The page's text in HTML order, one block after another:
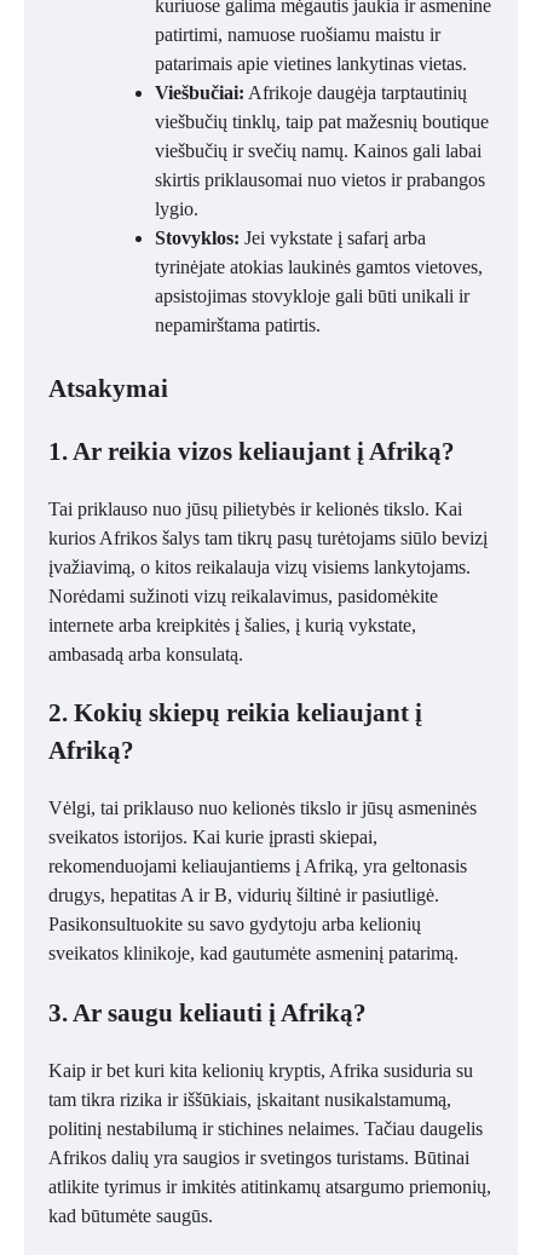
kuriuose galima mėgautis jaukia ir asmenine
patirtimi, namuose ruošiamu maistu ir
patarimais apie vietines lankytinas vietas.
Viešbučiai: Afrikoje daugėja tarptautinių
viešbučių tinklų, taip pat mažesnių boutique
viešbučių ir svečių namų. Kainos gali labai
skirtis priklausomai nuo vietos ir prabangos
lygio.
Stovyklos: Jei vykstate į safarį arba
tyrinėjate atokias laukinės gamtos vietoves,
apsistojimas stovykloje gali būti unikali ir
nepamirštama patirtis.
Atsakymai
1. Ar reikia vizos keliaujant į Afriką?
Tai priklauso nuo jūsų pilietybės ir kelionės tikslo. Kai
kurios Afrikos šalys tam tikrų pasų turėtojams siūlo bevizį
įvažiavimą, o kitos reikalauja vizų visiems lankytojams.
Norėdami sužinoti vizų reikalavimus, pasidomėkite
internete arba kreipkitės į šalies, į kurią vykstate,
ambasadą arba konsulatą.
2. Kokių skiepų reikia keliaujant į
Afriką?
Vėlgi, tai priklauso nuo kelionės tikslo ir jūsų asmeninės
sveikatos istorijos. Kai kurie įprasti skiepai,
rekomenduojami keliaujantiems į Afriką, yra geltonasis
drugys, hepatitas A ir B, vidurių šiltinė ir pasiutligė.
Pasikonsultuokite su savo gydytoju arba kelionių
sveikatos klinikoje, kad gautumėte asmeninį patarimą.
3. Ar saugu keliauti į Afriką?
Kaip ir bet kuri kita kelionių kryptis, Afrika susiduria su
tam tikra rizika ir iššūkiais, įskaitant nusikalstamumą,
politinį nestabilumą ir stichines nelaimes. Tačiau daugelis
Afrikos dalių yra saugios ir svetingos turistams. Būtinai
atlikite tyrimus ir imkitės atitinkamų atsargumo priemonių,
kad būtumėte saugūs.